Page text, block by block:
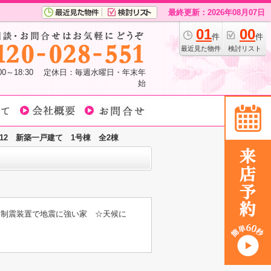
最終更新：2026年08月07日
01件
最近見た物件
00件
検討リスト
～18:30 定休日：毎週水曜日・年末年
始
12 新築一戸建て 1号棟 全2棟
震装置で地震に強い家 ☆天候に